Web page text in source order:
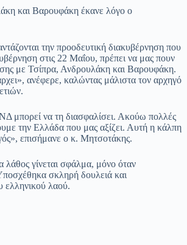
και Βαρουφάκη έκανε λόγο ο
την προοδευτική διακυβέρνηση που
στις 22 Μαΐου, πρέπει να μας πουν
με Τσίπρα, Ανδρουλάκη και Βαρουφάκη.
ανέφερε, καλώντας μάλιστα τον αρχηγό
μπορεί να τη διασφαλίσει. Ακούω πολλές
την Ελλάδα που μας αξίζει. Αυτή η κάλπη
επισήμανε ο κ. Μητσοτάκης.
γίνεται σφάλμα, μόνο όταν
σκληρή δουλειά και
ελληνικού λαού.